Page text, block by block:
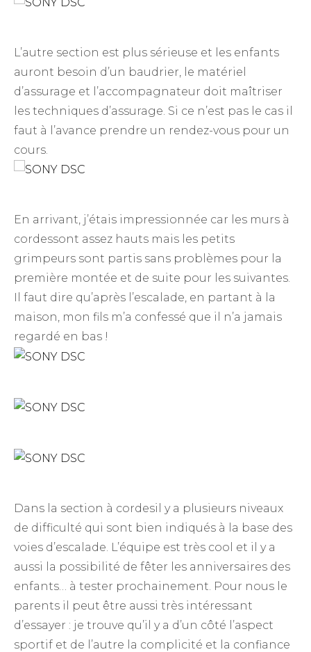
L’autre section est plus sérieuse et les enfants
auront besoin d’un baudrier, le matériel
d’assurage et l’accompagnateur doit maîtriser
les techniques d’assurage. Si ce n’est pas le cas il
faut à l’avance prendre un rendez-vous pour un
cours.
En arrivant, j’étais impressionnée car les murs à
cordessont assez hauts mais les petits
grimpeurs sont partis sans problèmes pour la
première montée et de suite pour les suivantes.
Il faut dire qu’après l’escalade, en partant à la
maison, mon fils m’a confessé que il n’a jamais
regardé en bas !
Dans la section à cordesil y a plusieurs niveaux
de difficulté qui sont bien indiqués à la base des
voies d’escalade. L’équipe est très cool et il y a
aussi la possibilité de fêter les anniversaires des
enfants… à tester prochainement. Pour nous le
parents il peut être aussi très intéressant
d’essayer : je trouve qu’il y a d’un côté l’aspect
sportif et de l’autre la complicité et la confiance